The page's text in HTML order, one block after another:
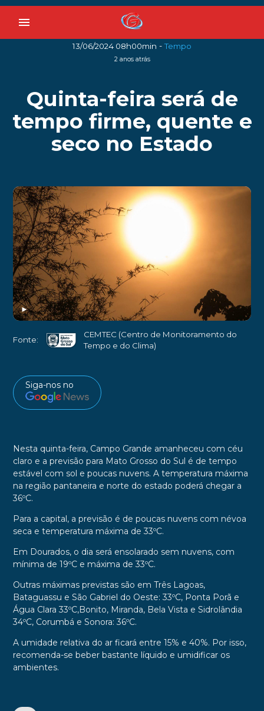
menu
13/06/2024 08h00min -Tempo
2 anos atrás
Quinta-feira será de
tempo firme, quente e
seco no Estado
►
Fonte:
CEMTEC (Centro de Monitoramento do
Tempo e do Clima)
Siga-nos no
Nesta quinta-feira, Campo Grande amanheceu com céu
claro e a previsão para Mato Grosso do Sul é de tempo
estável com sol e poucas nuvens. A temperatura máxima
na região pantaneira e norte do estado poderá chegar a
36ºC.
Para a capital, a previsão é de poucas nuvens com névoa
seca e temperatura máxima de 33ºC.
Em Dourados, o dia será ensolarado sem nuvens, com
mínima de 19ºC e máxima de 33ºC.
Outras máximas previstas são em Três Lagoas,
Bataguassu e São Gabriel do Oeste: 33ºC, Ponta Porã e
Água Clara 33ºC,Bonito, Miranda, Bela Vista e Sidrolândia
34ºC, Corumbá e Sonora: 36ºC.
A umidade relativa do ar ficará entre 15% e 40%. Por isso,
recomenda-se beber bastante líquido e umidificar os
ambientes.